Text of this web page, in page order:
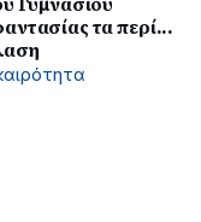
τα περί...